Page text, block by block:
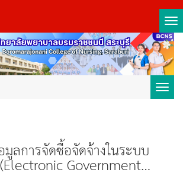
ลการจัดซื้อจัดจ้างในระบบ
Government